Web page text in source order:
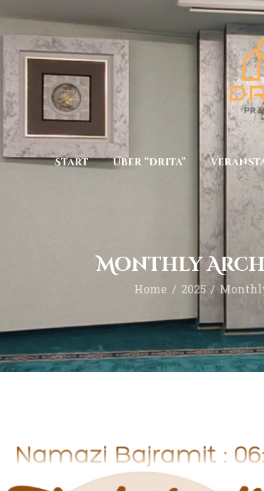
Start Über “Drita”
Monthly
Home 2025
Über “Drita”
Beiträge
Kontakt